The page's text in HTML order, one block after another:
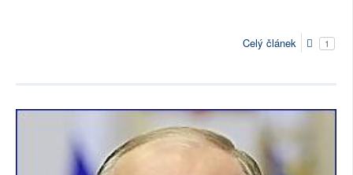
Celý článek 1